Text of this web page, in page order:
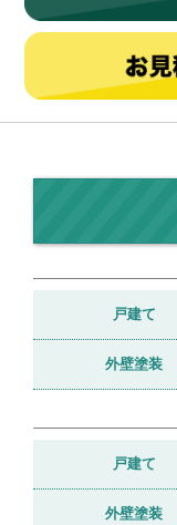
戸建て
外壁塗装
戸建て
外壁塗装